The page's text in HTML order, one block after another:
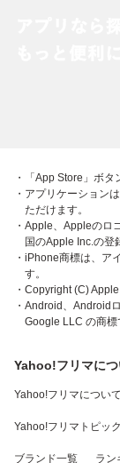
・「App Store」ボタ
・アプリケーション
ただけます。
・Apple、Appleのロ
国のApple Inc.の登
・iPhone商標は、ア
す。
・Copyright (C)
・Android、Android
Google LLC の商標
Yahoo!フリマにつ
Yahoo!フリマについて
Yahoo!フリマトピッ
ブランド一覧 ラン